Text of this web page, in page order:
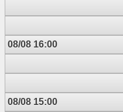
08/08 16:00
08/08 15:00